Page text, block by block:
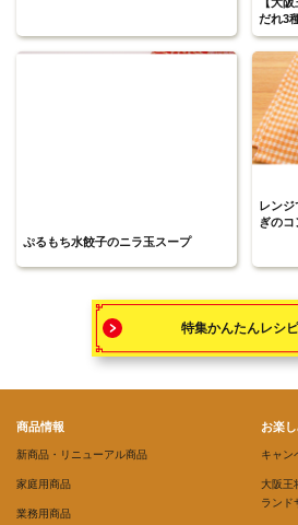
だれ3種
ぷるもち水餃子のニラ玉スープ
レン
ぎの
特集かんたんレシ
商品情報
新商品・リニューアル商品
家庭用商品
業務用商品
お楽
キャン
大阪王
ランド